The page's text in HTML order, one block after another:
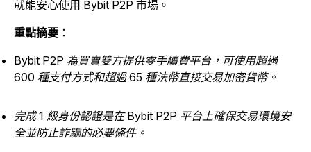
就能安心使用 Bybit P2P 市場。
重點摘要 ：
Bybit P2P 為買賣雙方提供零手續費平台，可使用超過
600 種支付方式和超過 65 種法幣直接交易加密貨幣。
完成 1 級身份認證是在 Bybit P2P 平台上確保交易環境安
全並防止詐騙的必要條件。